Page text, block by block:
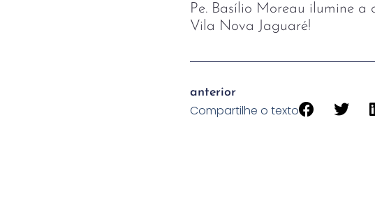
Pe. Basílio Moreau ilumine
Vila Nova Jaguaré!
anterior
Compartilhe o texto